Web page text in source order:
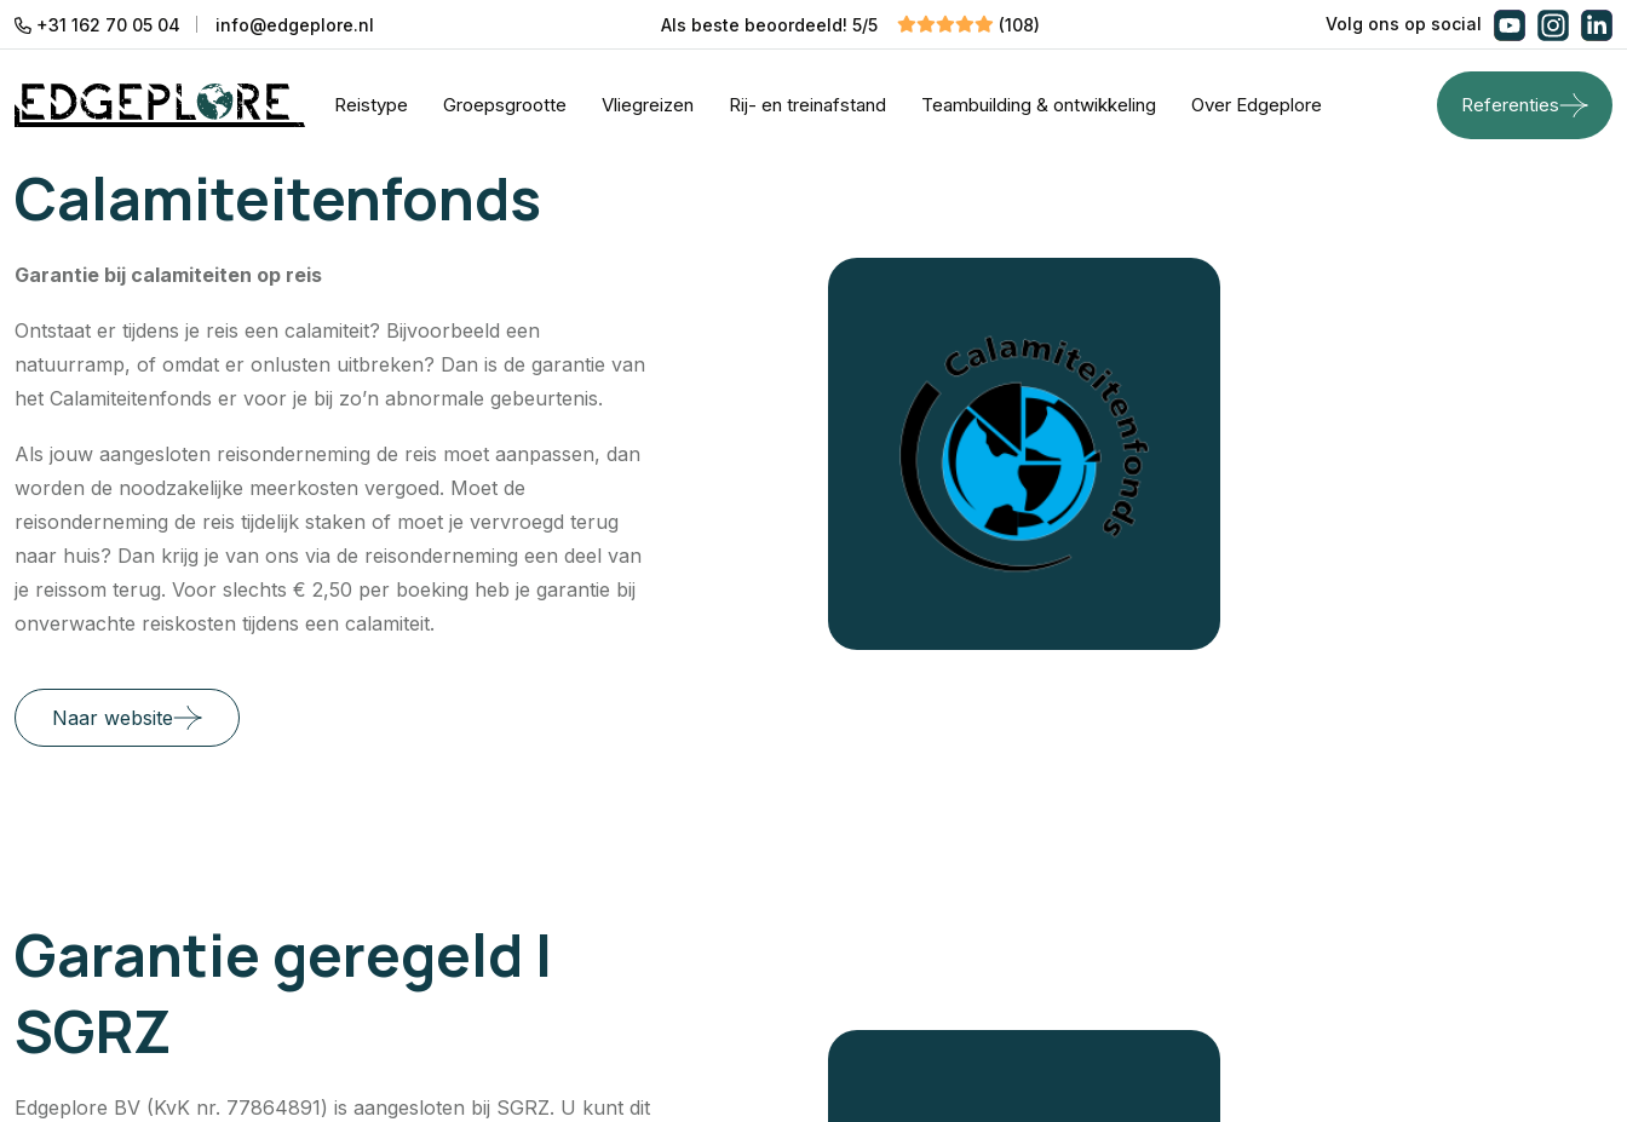
+31 162 70 05 04 info@edgeplore.nl Als beste beoordeeld! 5/5 (108) Volg ons op social
Reistype Groepsgrootte Vliegreizen Rij- en treinafstand Teambuilding & ontwikkeling Over Edgeplore Referenties
Calamiteitenfonds
Garantie bij calamiteiten op reis
Ontstaat er tijdens je reis een calamiteit? Bijvoorbeeld een
natuurramp, of omdat er onlusten uitbreken? Dan is de garantie van
het Calamiteitenfonds er voor je bij zo’n abnormale gebeurtenis.
Als jouw aangesloten reisonderneming de reis moet aanpassen, dan
worden de noodzakelijke meerkosten vergoed. Moet de
reisonderneming de reis tijdelijk staken of moet je vervroegd terug
naar huis? Dan krijg je van ons via de reisonderneming een deel van
je reissom terug. Voor slechts € 2,50 per boeking heb je garantie bij
onverwachte reiskosten tijdens een calamiteit.
Naar website
Garantie geregeld |
SGRZ
Edgeplore BV (KvK nr. 77864891) is aangesloten bij SGRZ. U kunt dit